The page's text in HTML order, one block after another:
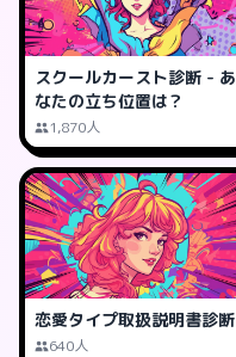
スクールカースト診断 - あ
なたの立ち位置は？
1,870人
恋愛タイプ取扱説明書診断
640人